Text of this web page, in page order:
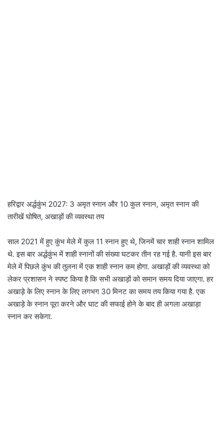
हरिद्वार अर्द्धकुंभ 2027: 3 अमृत स्नान और 10 कुल स्नान, अमृत स्नान की
तारीखें घोषित, अखाड़ों की व्यवस्था तय
साल 2021 में हुए कुंभ मेले में कुल 11 स्नान हुए थे, जिनमें चार शाही स्नान शामिल
थे. इस बार अर्द्धकुंभ में शाही स्नानों की संख्या घटकर तीन रह गई है. यानी इस बार
मेले में पिछले कुंभ की तुलना में एक शाही स्नान कम होगा. अखाड़ों की व्यवस्था को
लेकर प्रशासन ने स्पष्ट किया है कि सभी अखाड़ों को समान समय दिया जाएगा. हर
अखाड़े के लिए स्नान के लिए लगभग 30 मिनट का समय तय किया गया है. एक
अखाड़े के स्नान पूरा करने और घाट की सफाई होने के बाद ही अगला अखाड़ा
स्नान कर सकेगा.